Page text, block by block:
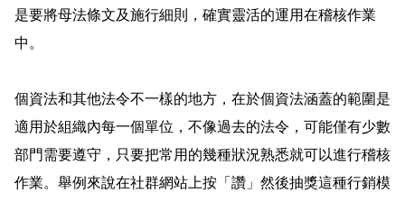
是要將母法條文及施行細則，確實靈活的運用在稽核作業
中。
個資法和其他法令不一樣的地方，在於個資法涵蓋的範圍是
適用於組織內每一個單位，不像過去的法令，可能僅有少數
部門需要遵守，只要把常用的幾種狀況熟悉就可以進行稽核
作業。舉例來說在社群網站上按「讚」然後抽獎這種行銷模